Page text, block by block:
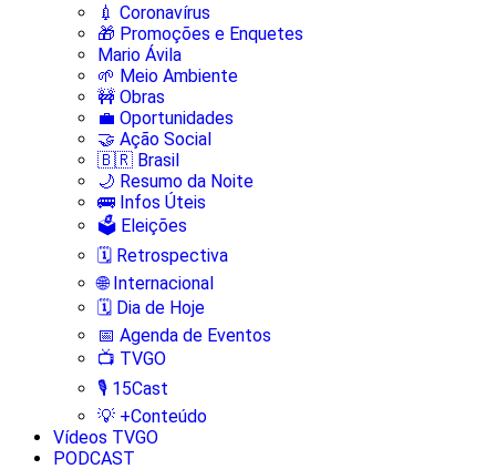
💉 Coronavírus
🎁 Promoções e Enquetes
Mario Ávila
🌱 Meio Ambiente
🚧 Obras
💼 Oportunidades
🤝 Ação Social
🇧🇷 Brasil
🌙 Resumo da Noite
🚌 Infos Úteis
🗳️ Eleições
🗓️ Retrospectiva
🌐 Internacional
🗓️ Dia de Hoje
📅 Agenda de Eventos
📺 TVGO
🎙️ 15Cast
💡 +Conteúdo
Vídeos TVGO
PODCAST